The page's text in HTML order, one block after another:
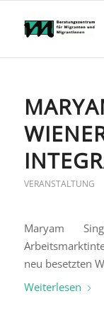
VERANSTALTUNG
Maryam
neu besetzten
Weiterlesen